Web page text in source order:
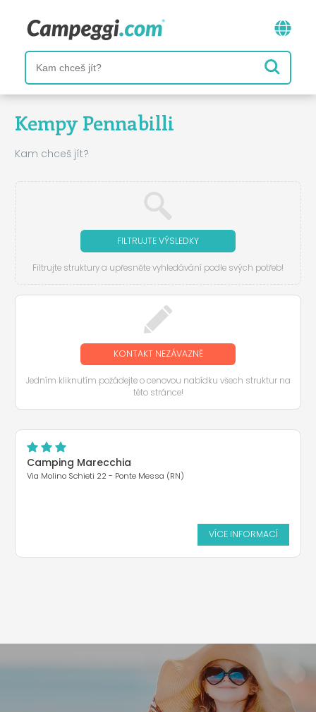
Kempy Pennabilli
Kam chceš jít?
FILTRUJTE VÝSLEDKY
Filtrujte struktury a upřesněte vyhledávání podle svých potřeb!
KONTAKT NEZÁVAZNĚ
Jedním kliknutím požádejte o cenovou nabídku všech struktur na
této stránce!
Camping Marecchia
Via Molino Schieti 22 - Ponte Messa (RN)
VÍCE INFORMACÍ